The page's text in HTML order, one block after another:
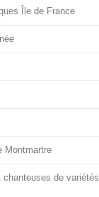
Île de France
Montmartre
chanteuses de variétés